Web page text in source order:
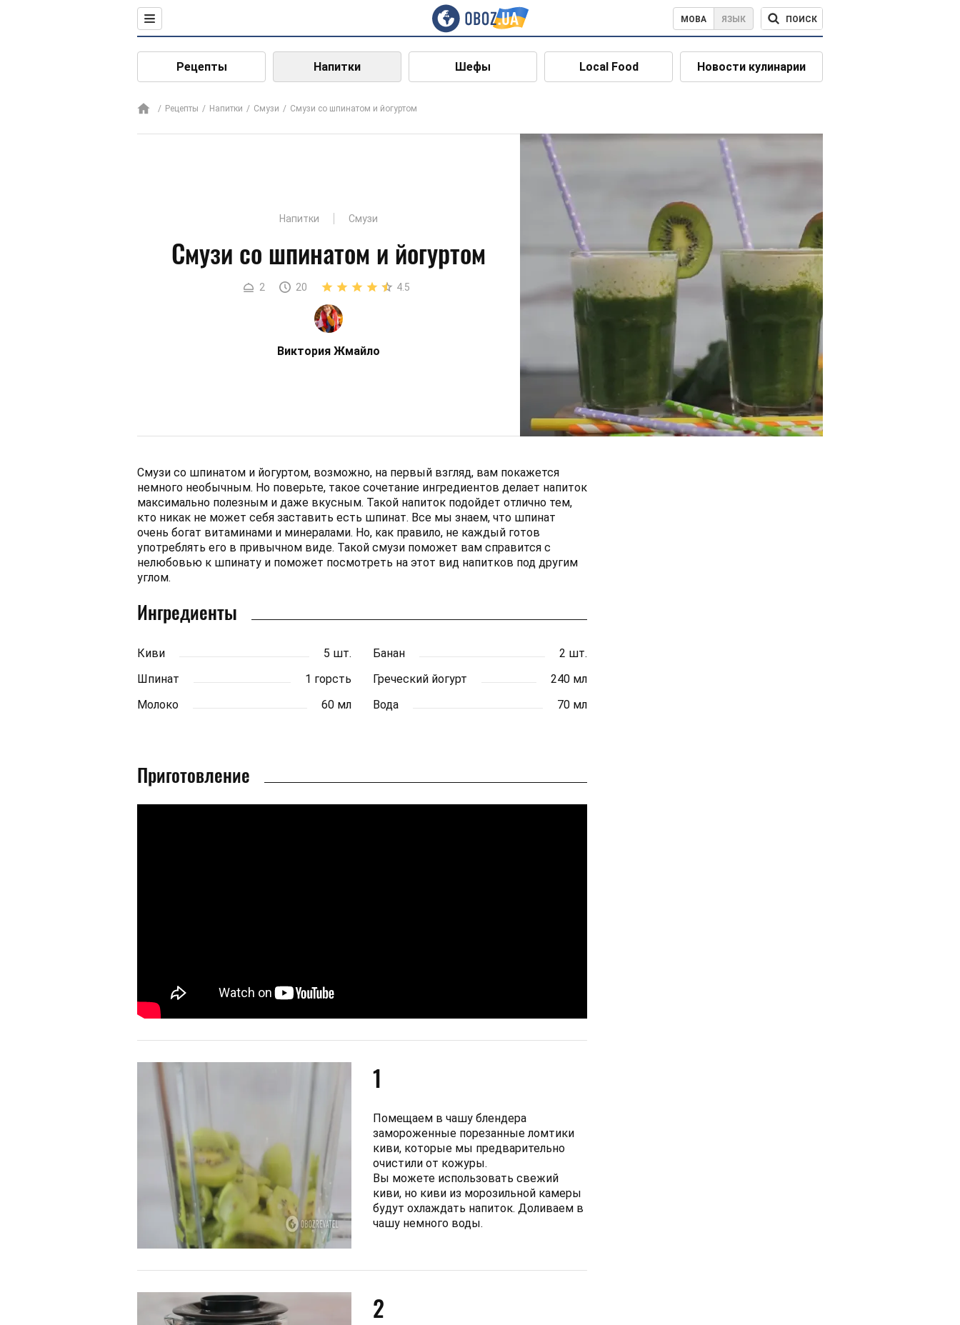
МОВА ЯЗЫК ПОИСК
Рецепты Напитки Шефы Local Food Новости кулинарии
Рецепты Напитки Смузи Смузи со шпинатом и йогуртом
Напитки Смузи
Смузи со шпинатом и йогуртом
2 20 4.5
Виктория Жмайло
Смузи со шпинатом и йогуртом, возможно, на первый взгляд, вам покажется
немного необычным. Но поверьте, такое сочетание ингредиентов делает напиток
максимально полезным и даже вкусным. Такой напиток подойдет отлично тем,
кто никак не может себя заставить есть шпинат. Все мы знаем, что шпинат
очень богат витаминами и минералами. Но, как правило, не каждый готов
употреблять его в привычном виде. Такой смузи поможет вам справится с
нелюбовью к шпинату и поможет посмотреть на этот вид напитков под другим
углом.
Ингредиенты
Киви 5 шт. Банан
2 шт.
Шпинат
1 горсть Греческий йогурт
240 мл
Молоко
60 мл Вода 70 мл
Приготовление
1
Помещаем в чашу блендера
замороженные порезанные ломтики
киви, которые мы предварительно
очистили от кожуры.
Вы можете использовать свежий
киви, но киви из морозильной камеры
будут охлаждать напиток. Доливаем в
чашу немного воды.
2